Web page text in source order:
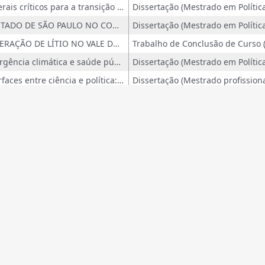
Minerais críticos para a transição energética a partir de uma revisão de escopo: implicações para os Objetivos do Desenvolvimento Sustentável e orientações para políticas no Brasil
O ESTADO DE SÃO PAULO NO CONTEXTO DO HIDROGÊNIO COMO FONTE ENERGÉTICA: UMA PERSPECTIVA POLÍTICA
MINERAÇÃO DE LÍTIO NO VALE DO JEQUITINHONHA, MINAS GERAIS: CONTRIBUIÇÃO PARA UMA BASELINE SOBRE ASPECTOS SOCIAIS, ECONÔMICOS E GEOGRÁFICOS DA REGIÃO DO ?VALE DO LÍTIO?
Emergência climática e saúde pública: Estudo exploratório sobrea percepção dos profissionais da atenção primária à saúde pública do Brasil
Interfaces entre ciência e política: o caso do programa AmazonFACE